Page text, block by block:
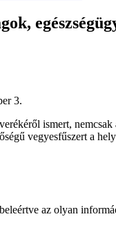
3.
ismert,
vegyesfűszert a
az olyan